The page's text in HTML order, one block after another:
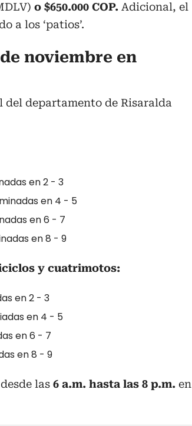
o $650.000 COP. Adicional, el
a los ‘patios’.
noviembre en
departamento de Risaralda
en 2 - 3
en 4 - 5
en 6 - 7
en 8 - 9
y cuatrimotos:
en 2 - 3
en 4 - 5
en 6 - 7
en 8 - 9
las 6 a.m. hasta las 8 p.m. en